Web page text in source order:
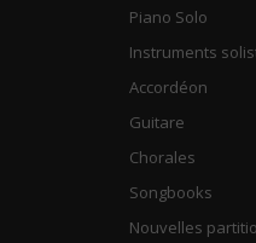
Piano Solo
Instruments
Accordéon
Guitare
Chorales
Songbooks
Nouvelles